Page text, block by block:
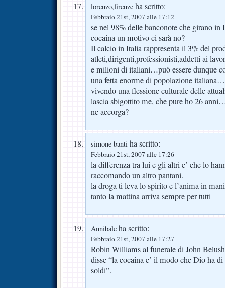
lorenzo,firenze ha scritto:
Febbraio 21st, 2007 alle 17:12
se nel 98% delle banconote che girano in
cocaina un motivo ci sarà no?
Il calcio in Italia rappresenta il 3% del
atleti,dirigenti,professionisti,addetti ai
e milioni di italiani…può essere dunque
una fetta enorme di popolazione
vivendo una flessione culturale delle
lascia sbigottito me, che pure ho 26
ne accorga?
simone banti ha scritto:
Febbraio 21st, 2007 alle 17:26
la differenza tra lui e gli altri e’ che lo
raccomando un altro pantani.
la droga ti leva lo spirito e l’anima in
tanto la mattina arriva sempre per tutti
Annibale ha scritto:
Febbraio 21st, 2007 alle 17:27
Robin Williams al funerale di John
disse “la cocaina e’ il modo che Dio ha
soldi”.